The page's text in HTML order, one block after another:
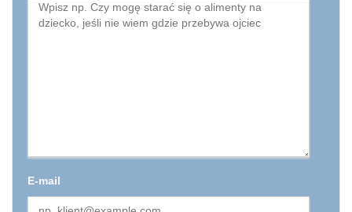
E-mail